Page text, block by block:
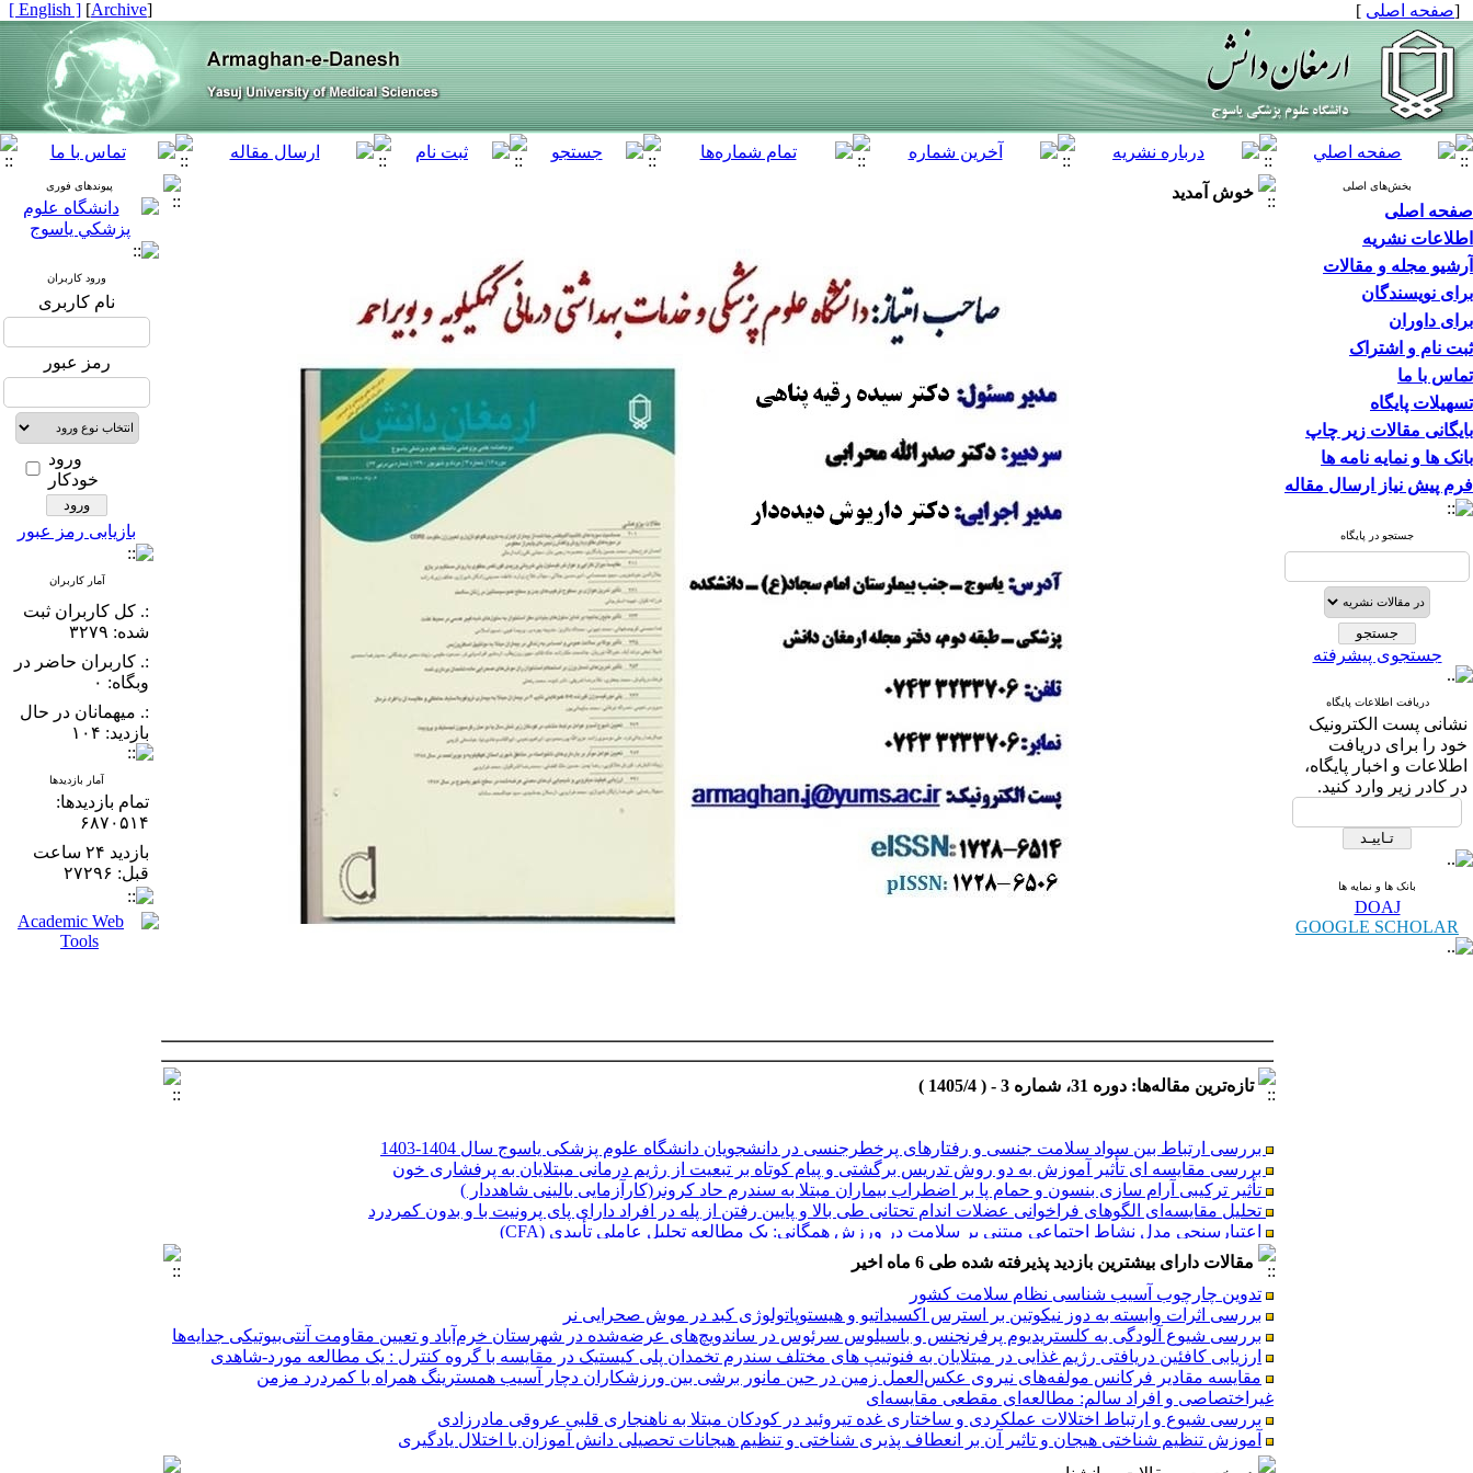
[صفحه اصلی ]
[
Archive
]
[ English ]
بخش‌های اصلی
صفحه اصلی
اطلاعات نشریه
آرشیو مجله و مقالات
برای نویسندگان
برای داوران
ثبت نام و اشتراک
تماس با ما
تسهیلات پایگاه
بایگانی مقالات زیر چاپ
بانک ها و نمایه نامه ها
فرم پیش نیاز ارسال مقاله
جستجو در پایگاه
جستجوی پیشرفته
دریافت اطلاعات پایگاه
نشانی پست الكترونیک
خود را برای دریافت
اطلاعات و اخبار پایگاه،
در كادر زیر وارد كنید.
بانک ها و نمایه ها
DOAJ
GOOGLE SCHOLAR
خوش آمدید
تازه‌ترین مقاله‌ها: دوره 31، شماره 3 - ( 1405/4 )
بررسی ارتباط بین سواد سلامت جنسی و رفتارهای پرخطرجنسی در دانشجویان دانشگاه علوم پزشکی یاسوج سال 1404-1403
بررسی مقایسه ای تأثیر آموزش به دو روش تدریس برگشتی و پیام کوتاه بر تبعیت از رژیم درمانی مبتلایان به پرفشاری خون
تأثیر ترکیبی آرام سازی بنسون و حمام پا بر اضطراب بیماران مبتلا به سندرم حاد کرونر(کارآزمایی بالینی شاهددار )
تحلیل مقایسه‌ای الگوهای فراخوانی عضلات اندام تحتانی طی بالا و پایین رفتن از پله در افراد دارای پای پرونیت با و بدون کمردرد
اعتبارسنجی مدل نشاط اجتماعی مبتنی بر سلامت در ورزش همگانی‌: یک مطالعه تحلیل عاملی تأییدی (CFA)
آینده‌پژوهی توسعه هوش مصنوعی در نظام سلامت ایران (۱۳۹۵–۱۴۰۴): تحلیل روندها، سناریوهای محتمل و ارائه راهکارهای سیاستی
آموزش تنظیم شناختی هیجان و تاثیر آن بر انعطاف پذیری شناختی و تنظیم هیجانات تحصیلی دانش آموزان با اختلال یادگیری
اثربخشی آموزش تاب آوری بر خودتنظیمی و امید به زندگی دانش آموزان پسر متوسطه اول با گرایش خودکشی
تأثیر مداخله تمرینات یوگا بر بهبود عملکرد بدنی و حرکتی در بیماران بازمانده از سرطان پستان
BAX و P53
بررسی شیوع و ارتباط اختلالات عملکردی و ساختاری غده تیروئید در کودکان مبتلا به ناهنجاری قلبی عروقی مادرزادی
بررسی ارتباط بین سواد سلامت جنسی و رفتارهای پرخطرجنسی در دانشجویان دانشگاه علوم پزشکی یاسوج سال 1404-1403
مقالات دارای بیشترین بازدید پذیرفته شده طی 6 ماه اخیر
تدوین چارچوب آسیب شناسی نظام سلامت کشور
بررسی اثرات وابسته به دوز نیکوتین بر استرس اکسیداتیو و هیستوپاتولوژی کبد در موش صحرایی نر
بررسی شیوع آلودگی‌ به کلستریدیوم پرفرنجنس و باسیلوس سرئوس در ساندویچ‌های عرضه‌شده در شهرستان خرم‌آباد و تعیین مقاومت آنتی‌بیوتیکی جدایه‌ها
ارزیابی‌ کافئین دریافتی رژیم غذایی در مبتلایان به فنوتیپ های مختلف سندرم تخمدان پلی کیستیک در مقایسه با گروه کنترل : یک مطالعه مورد-شاهدی
مقایسه مقادیر فرکانس مولفه‌های نیروی عکس‌العمل زمین در حین مانور برشی بین ورزشکاران دچار آسیب همسترینگ همراه با کمردرد مزمن
غیراختصاصی و افراد سالم: مطالعه‌ای مقطعی مقایسه‌ای
بررسی شیوع و ارتباط اختلالات عملکردی و ساختاری غده تیروئید در کودکان مبتلا به ناهنجاری قلبی عروقی مادرزادی
آموزش تنظیم شناختی هیجان و تاثیر آن بر انعطاف پذیری شناختی و تنظیم هیجانات تحصیلی دانش آموزان با اختلال یادگیری
پیوندهای فوری
ورود کاربران
نام کاربری
رمز عبور
ورود
خودکار
بازیابی رمز عبور
آمار کاربران
:. کل کاربران ثبت
شده: ۳۲۷۹
:. کاربران حاضر در
وبگاه: ۰
:. میهمانان در حال
بازدید: ۱۰۴
آمار بازدیدها
تمام بازدید‌ها:
۶۸۷۰۵۱۴
بازدید ۲۴ ساعت
قبل: ۲۷۲۹۶